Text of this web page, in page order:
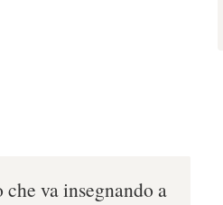
va insegnando a